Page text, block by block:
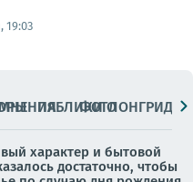
19:03
ПАБЛИКИ
ФОТОЛОНГРИДЫ
характер и бытовой
достаточно, чтобы